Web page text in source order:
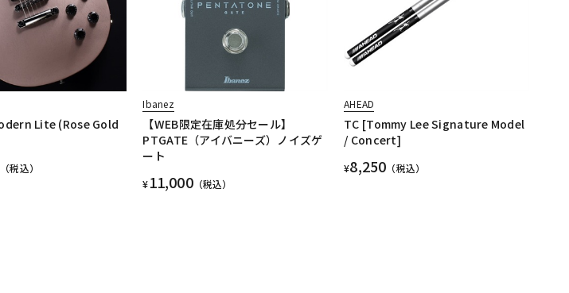
Lite (Rose Gold
（税込）
Ibanez
【WEB限定在庫処分セール】
PTGATE（アイバニーズ）ノイズゲ
ート
¥11,000（税込）
AHEAD
TC [Tommy Lee Signature Model
/ Concert]
¥8,250 （税込）